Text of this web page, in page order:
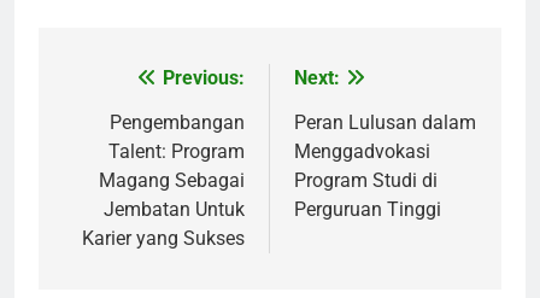
navigation
Previous:
Pengembangan
Talent: Program
Magang Sebagai
Jembatan Untuk
Karier yang Sukses
Next:
Peran Lulusan dalam
Menggadvokasi
Program Studi di
Perguruan Tinggi